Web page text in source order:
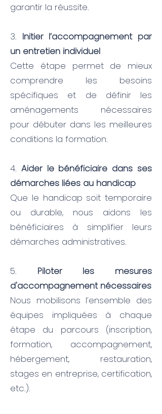
garantir la réussite.
3. Initier l’accompagnement par
un entretien individuel
Cette étape permet de mieux
comprendre les besoins
spécifiques et de définir les
aménagements nécessaires
pour débuter dans les meilleures
conditions la formation.
4. Aider le bénéficiaire dans ses
démarches liées au handicap
Que le handicap soit temporaire
ou durable, nous aidons les
bénéficiaires à simplifier leurs
démarches administratives.
5. Piloter les mesures
d'accompagnement nécessaires
Nous mobilisons l’ensemble des
équipes impliquées à chaque
étape du parcours (inscription,
formation, accompagnement,
hébergement, restauration,
stages en entreprise, certification,
etc.).